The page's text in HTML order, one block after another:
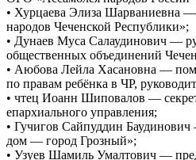
• Хурцаева Элиза Шарваниевна
народов Чеченской Республики»;
• Дунаев Муса Салаудинович —
общественных объединений
• Аюбова Лейла Хасановна —
по правам ребёнка в ЧР,
• чтец Иоанн Шиповалов —
епархиального управления;
• Гучигов Сайпуддин
дом — город Грозный»;
• Узуев Шамиль Умалтович —